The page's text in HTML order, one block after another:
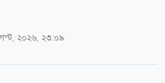
২০২৬, ২৩:০৯